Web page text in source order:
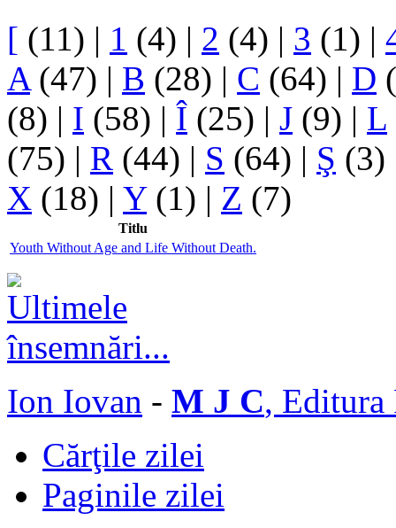
[ (11) | 1 (4) | 2 (4) | 3 (1) |
A(47) | B (28) | C (64) | D
(8) | I (58) | Î (25) | J (9) | L
(75) | R (44) | S (64) | Ş (3)
X (18) | Y(1) | Z (7)
Titlu
Youth Without Age and Life Without Death.
Ion Iovan - M J C, Editura
Cărţile zilei
Paginile zilei